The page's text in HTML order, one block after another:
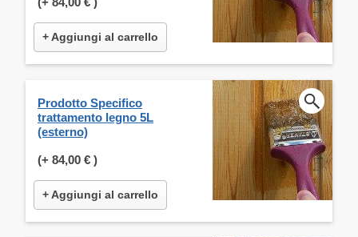
+ Aggiungi al carrello
Prodotto Specifico
trattamento legno 5L
(esterno)
(+ 84,00 € )
+ Aggiungi al carrello